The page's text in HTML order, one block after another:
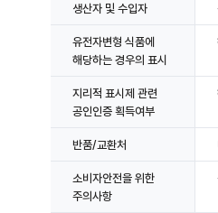
생산자 및 수입자
유전자변형 식품에
해당하는 경우의 표시
지리적 표시제 관련
공인인증 획득여부
반품/교환처
소비자안전을 위한
주의사항